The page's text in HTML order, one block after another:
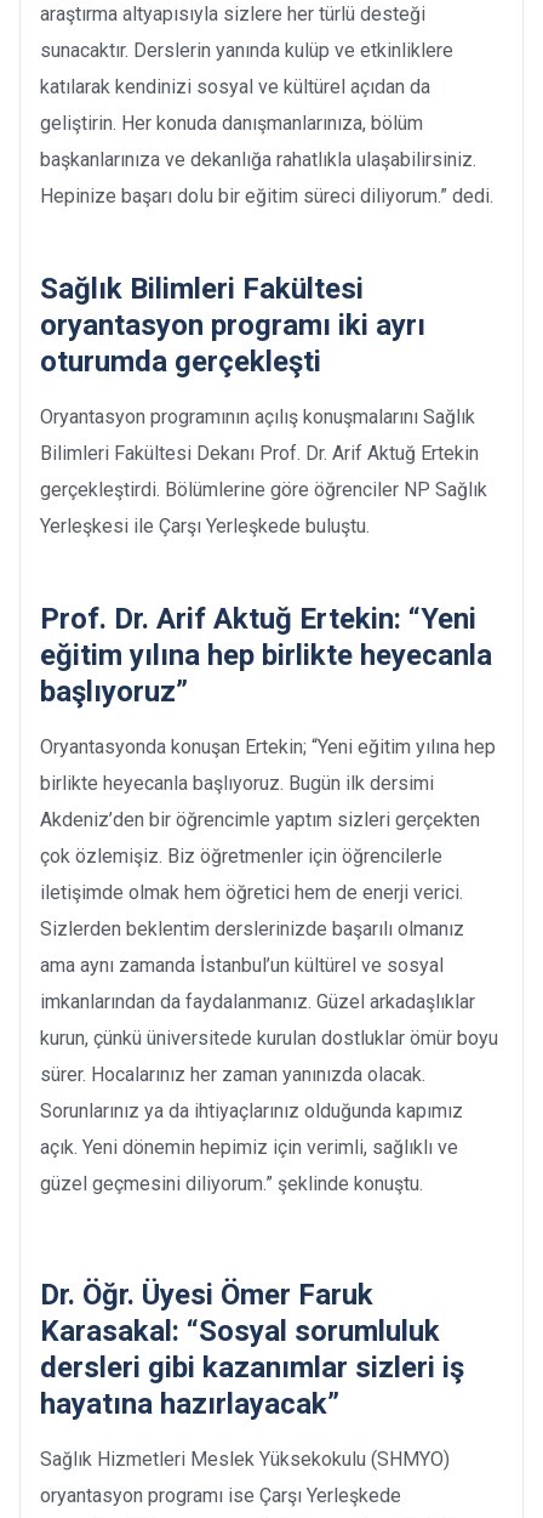
araştırma altyapısıyla sizlere her türlü desteği
sunacaktır. Derslerin yanında kulüp ve etkinliklere
katılarak kendinizi sosyal ve kültürel açıdan da
geliştirin. Her konuda danışmanlarınıza, bölüm
başkanlarınıza ve dekanlığa rahatlıkla ulaşabilirsiniz.
Hepinize başarı dolu bir eğitim süreci diliyorum.” dedi.
Sağlık Bilimleri Fakültesi
oryantasyon programı iki ayrı
oturumda gerçekleşti
Oryantasyon programının açılış konuşmalarını Sağlık
Bilimleri Fakültesi Dekanı Prof. Dr. Arif Aktuğ Ertekin
gerçekleştirdi. Bölümlerine göre öğrenciler NP Sağlık
Yerleşkesi ile Çarşı Yerleşkede buluştu.
Prof. Dr. Arif Aktuğ Ertekin: “Yeni
eğitim yılına hep birlikte heyecanla
başlıyoruz”
Oryantasyonda konuşan Ertekin; “Yeni eğitim yılına hep
birlikte heyecanla başlıyoruz. Bugün ilk dersimi
Akdeniz’den bir öğrencimle yaptım sizleri gerçekten
çok özlemişiz. Biz öğretmenler için öğrencilerle
iletişimde olmak hem öğretici hem de enerji verici.
Sizlerden beklentim derslerinizde başarılı olmanız
ama aynı zamanda İstanbul’un kültürel ve sosyal
imkanlarından da faydalanmanız. Güzel arkadaşlıklar
kurun, çünkü üniversitede kurulan dostluklar ömür boyu
sürer. Hocalarınız her zaman yanınızda olacak.
Sorunlarınız ya da ihtiyaçlarınız olduğunda kapımız
açık. Yeni dönemin hepimiz için verimli, sağlıklı ve
güzel geçmesini diliyorum.” şeklinde konuştu.
Dr. Öğr. Üyesi Ömer Faruk
Karasakal: “Sosyal sorumluluk
dersleri gibi kazanımlar sizleri iş
hayatına hazırlayacak”
Sağlık Hizmetleri Meslek Yüksekokulu (SHMYO)
oryantasyon programı ise Çarşı Yerleşkede